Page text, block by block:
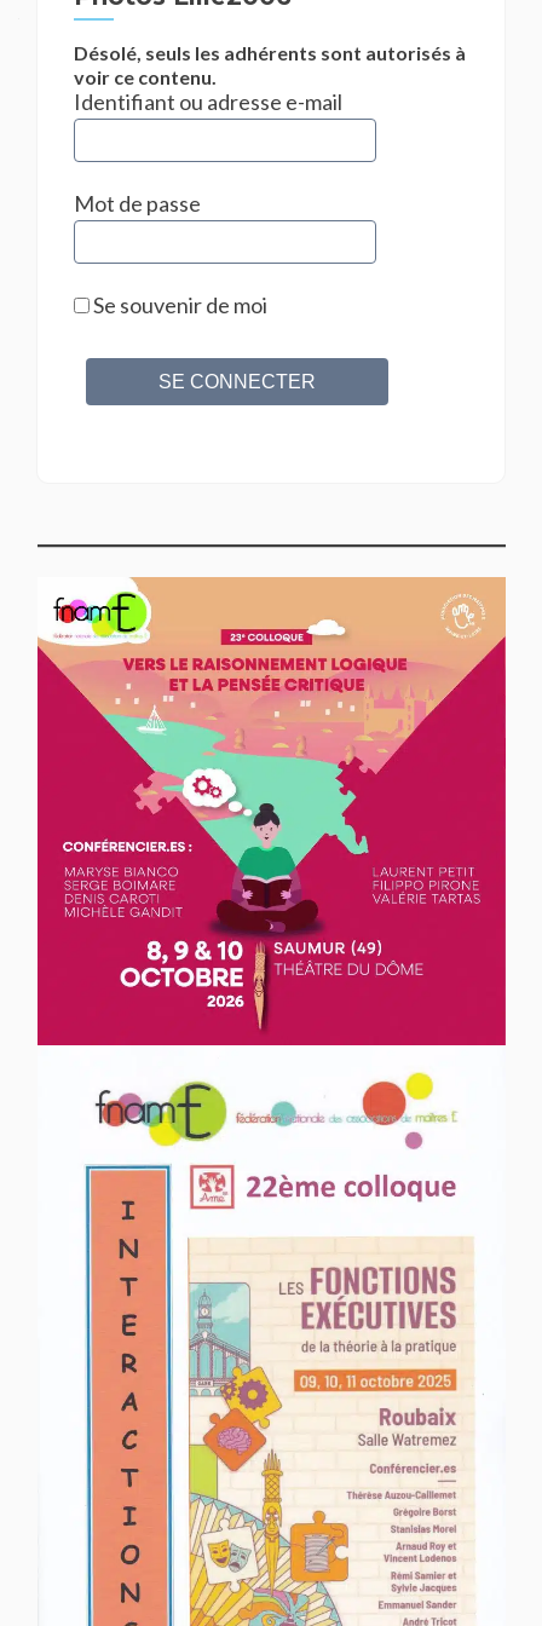
Désolé, seuls les adhérents sont autorisés à
voir ce contenu.
Identifiant ou adresse e-mail
Mot de passe
Se souvenir de moi